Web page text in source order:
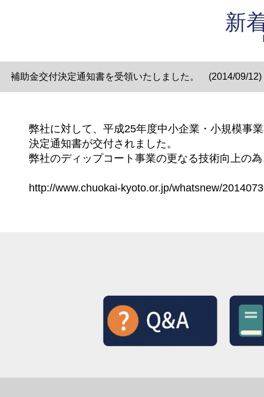
新
補助金交付決定通知書を受領いたしました。 (2014/09/12)
弊社に対して、平成25年度中小企業・小規模事
決定通知書が交付されました。
弊社のディップコート事業の更なる技術向上の
http://www.chuokai-kyoto.or.jp/whatsnew/